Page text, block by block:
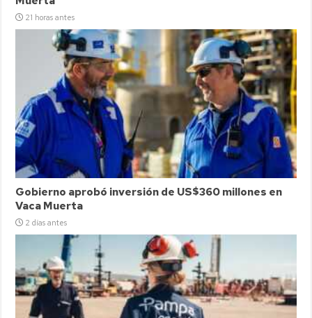
21 horas antes
Gobierno aprobó inversión de US$360 millones en
Vaca Muerta
2 días antes